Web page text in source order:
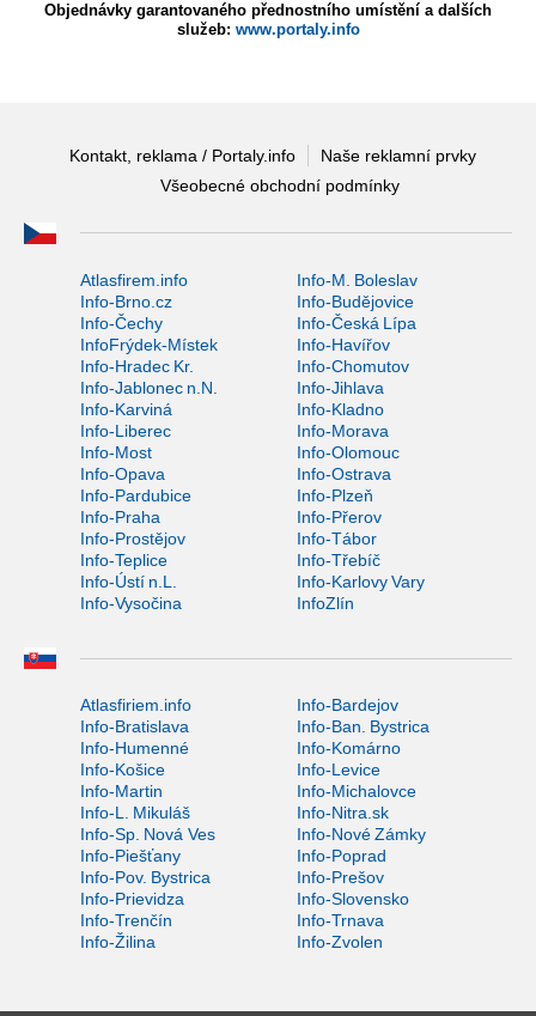
Objednávky garantovaného přednostního umístění a dalších
služeb: www.portaly.info
Kontakt, reklama / Portaly.info
Naše reklamní prvky
Všeobecné obchodní podmínky
Atlasfirem.info
Info-M. Boleslav
Info-Brno.cz
Info-Budějovice
Info-Čechy
Info-Česká Lípa
InfoFrýdek-Místek
Info-Havířov
Info-Hradec Kr.
Info-Chomutov
Info-Jablonec n.N.
Info-Jihlava
Info-Karviná
Info-Kladno
Info-Liberec
Info-Morava
Info-Most
Info-Olomouc
Info-Opava
Info-Ostrava
Info-Pardubice
Info-Plzeň
Info-Praha
Info-Přerov
Info-Prostějov
Info-Tábor
Info-Teplice
Info-Třebíč
Info-Ústí n.L.
Info-Karlovy Vary
Info-Vysočina
InfoZlín
Atlasfiriem.info
Info-Bardejov
Info-Bratislava
Info-Ban. Bystrica
Info-Humenné
Info-Komárno
Info-Košice
Info-Levice
Info-Martin
Info-Michalovce
Info-L. Mikuláš
Info-Nitra.sk
Info-Sp. Nová Ves
Info-Nové Zámky
Info-Piešťany
Info-Poprad
Info-Pov. Bystrica
Info-Prešov
Info-Prievidza
Info-Slovensko
Info-Trenčín
Info-Trnava
Info-Žilina
Info-Zvolen